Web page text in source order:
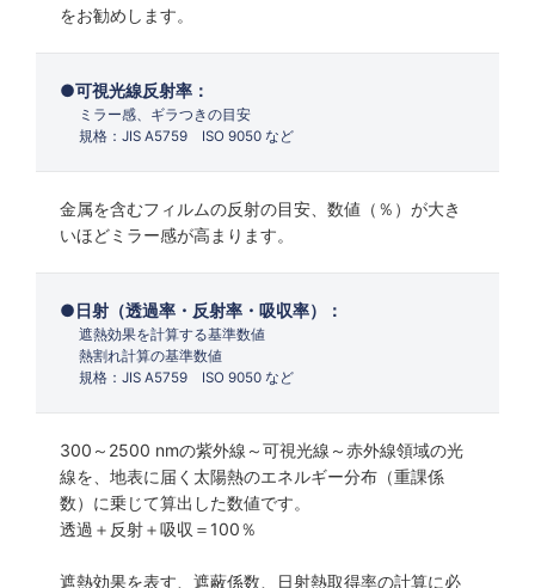
をお勧めします。
可視光線反射率：
ミラー感、ギラつきの目安
規格：JIS A5759 ISO 9050 など
金属を含むフィルムの反射の目安、数値（％）が大き
いほどミラー感が高まります。
日射（透過率・反射率・吸収率）：
遮熱効果を計算する基準数値
熱割れ計算の基準数値
規格：JIS A5759 ISO 9050 など
300～2500 nmの紫外線～可視光線～赤外線領域の光
線を、地表に届く太陽熱のエネルギー分布（重課係
数）に乗じて算出した数値です。
透過＋反射＋吸収＝100％
遮熱効果を表す、遮蔽係数、日射熱取得率の計算に必